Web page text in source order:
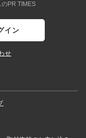
PR TIMES
イン
せ